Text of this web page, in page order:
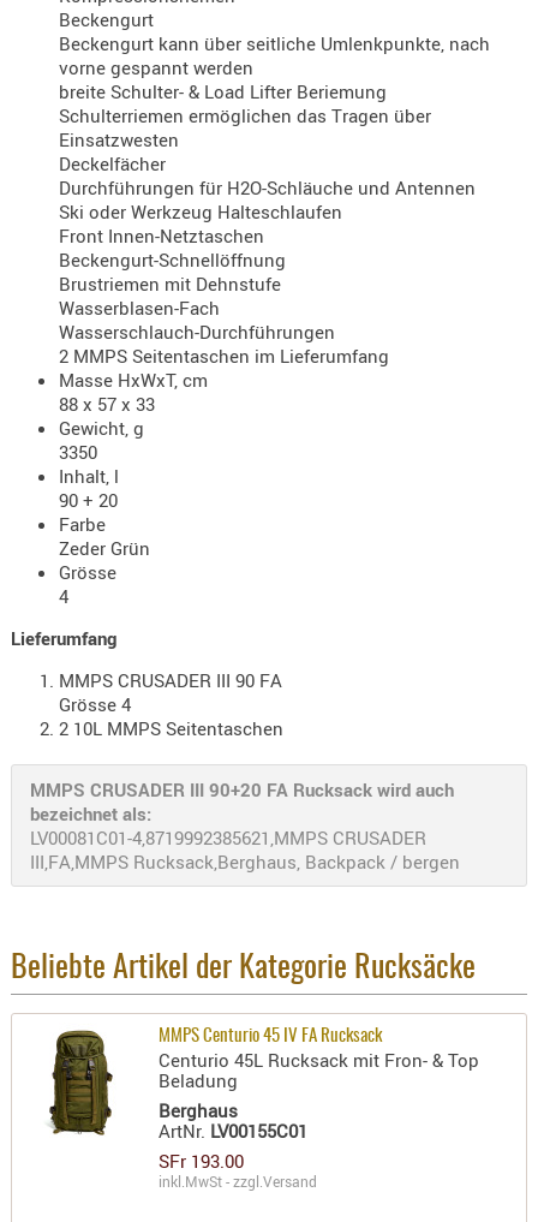
AUFSÄTZE
UND
CHASSIS-
MAGAZINE
RAILS
Beckengurt
Beckengurt kann über seitliche Umlenkpunkte, nach
vorne gespannt werden
breite Schulter- & Load Lifter Beriemung
Schulterriemen ermöglichen das Tragen über
Einsatzwesten
Deckelfächer
Durchführungen für H2O-Schläuche und Antennen
Ski oder Werkzeug Halteschlaufen
Front Innen-Netztaschen
Beckengurt-Schnellöffnung
Brustriemen mit Dehnstufe
Wasserblasen-Fach
Wasserschlauch-Durchführungen
2 MMPS Seitentaschen im Lieferumfang
Masse HxWxT, cm
88 x 57 x 33
Gewicht, g
3350
Inhalt, l
90 + 20
Farbe
Zeder Grün
Grösse
4
Lieferumfang
MMPS CRUSADER III 90 FA
Grösse 4
2 10L MMPS Seitentaschen
MMPS CRUSADER III 90+20 FA Rucksack wird auch
bezeichnet als:
LV00081C01-4,8719992385621,MMPS CRUSADER
III,FA,MMPS Rucksack,Berghaus, Backpack / bergen
Beliebte Artikel der Kategorie Rucksäcke
MMPS Centurio 45 IV FA Rucksack
Centurio 45L Rucksack mit Fron- & Top
Beladung
Berghaus
ArtNr. LV00155C01
SFr 193.00
inkl.MwSt - zzgl.Versand